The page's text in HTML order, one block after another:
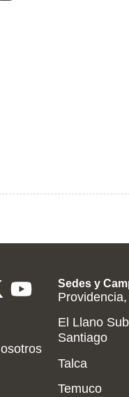
Sedes y
El Llano
Santiago
Talca
Temuco